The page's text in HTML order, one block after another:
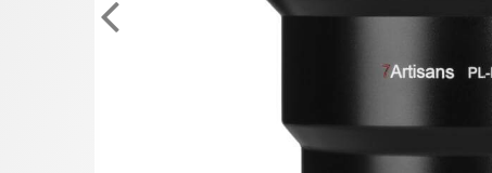
A7/A7 IV/A7 MIV
★ ★ ★★★
79 kr